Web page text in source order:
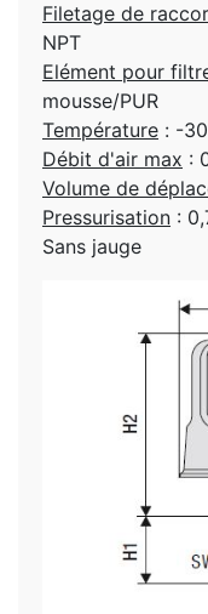
Filetage de
NPT
Elément pour
mousse/PUR
Température : -
Débit d'air max :
Volume de
Pressurisation :
Sans jauge